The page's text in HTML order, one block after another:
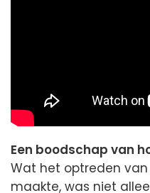
Een boodschap van
Wat het optreden van
maakte, was niet